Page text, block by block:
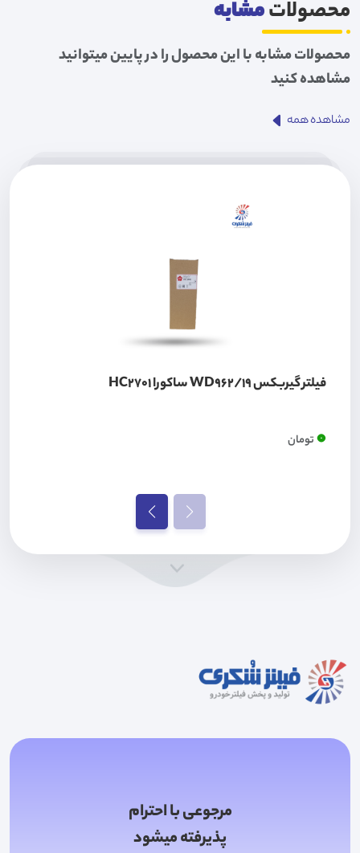
محصولاتمشابه
محصولات مشابه با این محصول را در پایین میتوانید
مشاهده کنید
مشاهده همه
فیلتر گیربکس WD962/19 ساکورا HC2701
0تومان
مرجوعی با احترام
پذیرفته میشود